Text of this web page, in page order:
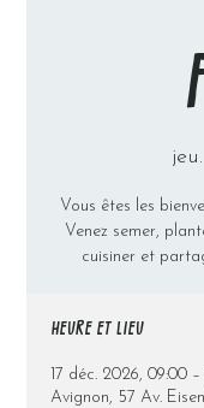
Vous êtes les
Venez semer,
cuisiner et
HEURE ET LIEU
17 déc. 2026, 09:00 –
Avignon, 57 Av.